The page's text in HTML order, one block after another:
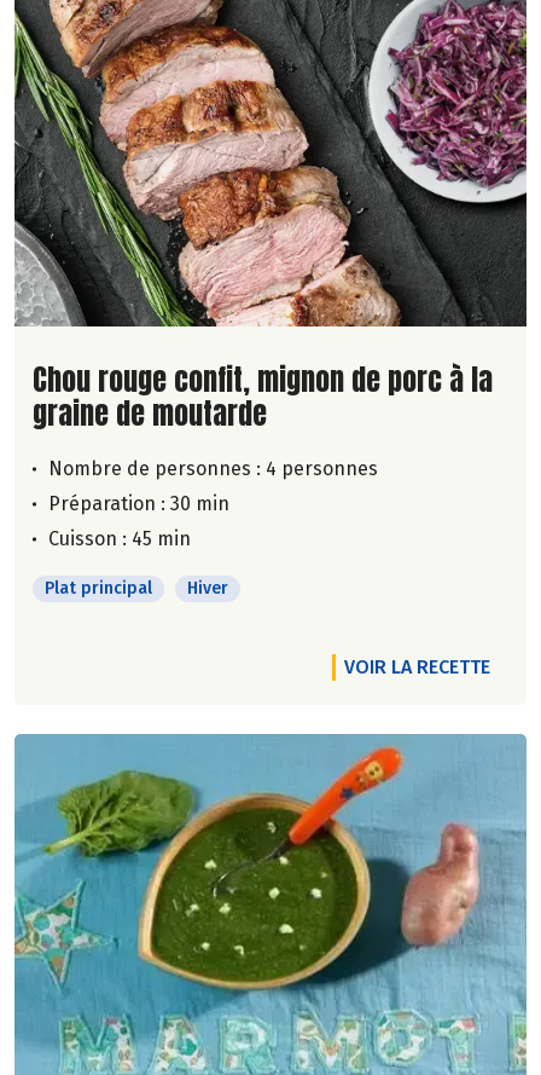
Lire la suite de la recette
Chou rouge confit, mignon de porc à la
graine de moutarde
Nombre de personnes : 4 personnes
Préparation : 30 min
Cuisson : 45 min
Plat principal Hiver
VOIR LA RECETTE